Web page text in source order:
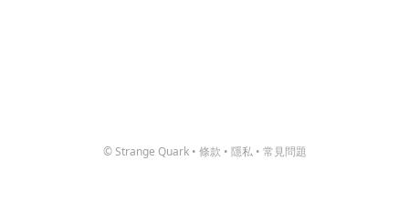
© Strange Quark • 條款 • 隱私 • 常見問題